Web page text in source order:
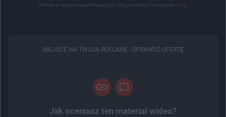
Kontakt w sprawach audiowizualnych usług medialnych na żądanie - tutaj
MIEJSCE NA TWOJĄ REKLAMĘ - SPRAWDŹ OFERTĘ
Jak oceniasz ten materiał wideo?